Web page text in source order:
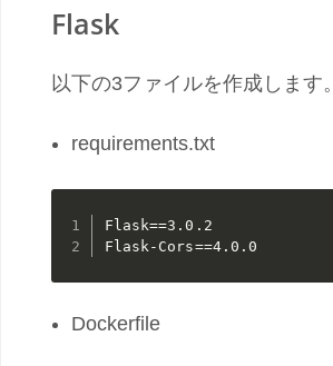
Flask
以下の3ファイルを作成します。
requirements.txt
Flask==3.0.2
Flask-Cors==4.0.0
Dockerfile